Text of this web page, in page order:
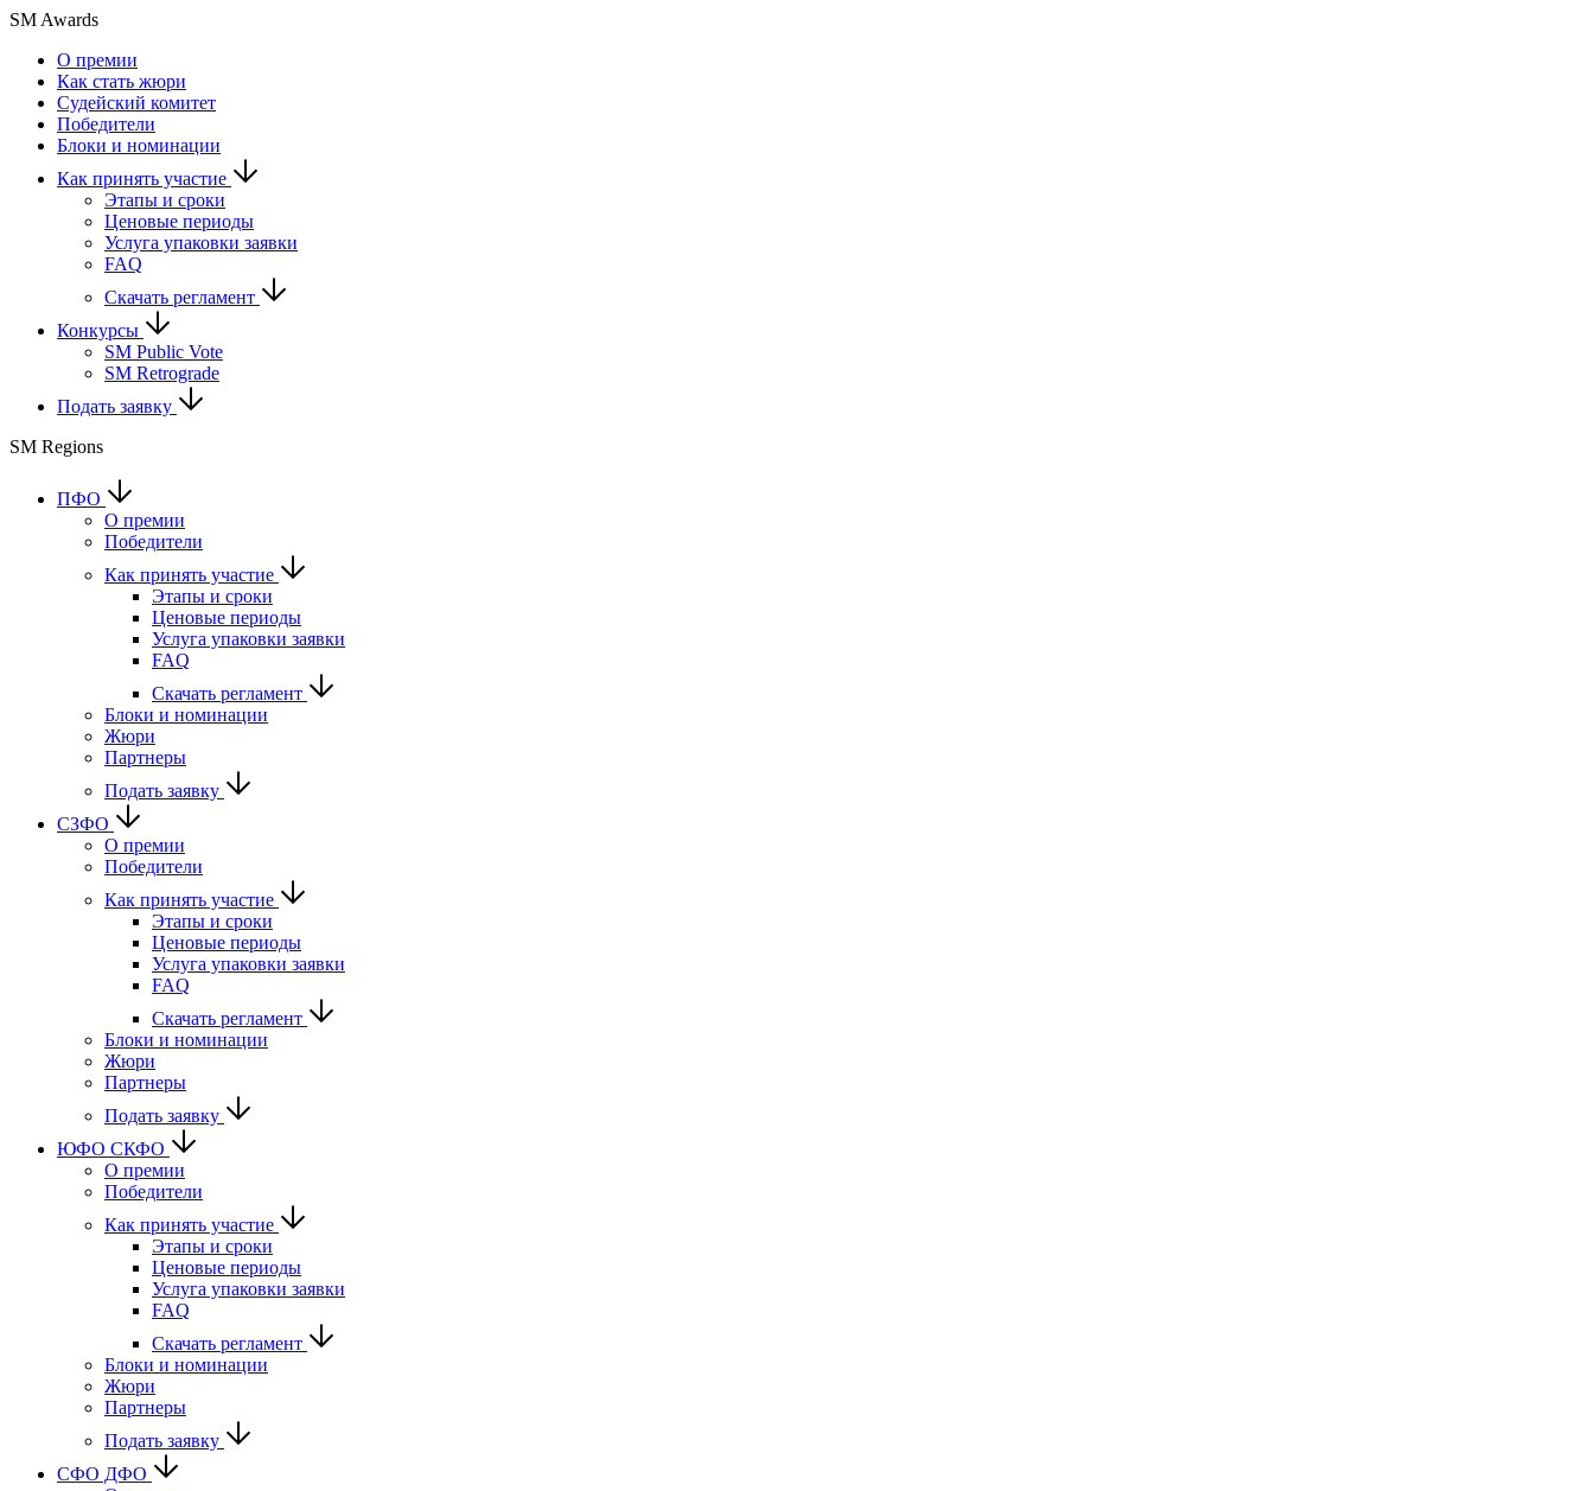
SM Awards
О премии
Как стать жюри
Судейский комитет
Победители
Блоки и номинации
Как принять участие
Этапы и сроки
Ценовые периоды
Услуга упаковки заявки
FAQ
Скачать регламент
Конкурсы
SM Public Vote
SM Retrograde
Подать заявку
SM Regions
ПФО
О премии
Победители
Как принять участие
Этапы и сроки
Ценовые периоды
Услуга упаковки заявки
FAQ
Скачать регламент
Блоки и номинации
Жюри
Партнеры
Подать заявку
СЗФО
О премии
Победители
Как принять участие
Этапы и сроки
Ценовые периоды
Услуга упаковки заявки
FAQ
Скачать регламент
Блоки и номинации
Жюри
Партнеры
Подать заявку
ЮФО СКФО
О премии
Победители
Как принять участие
Этапы и сроки
Ценовые периоды
Услуга упаковки заявки
FAQ
Скачать регламент
Блоки и номинации
Жюри
Партнеры
Подать заявку
CФО ДФО